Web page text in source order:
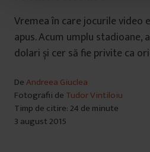
Vremea în care jocurile video
apus. Acum umplu stadioane,
dolari și cer să fie privite ca
DeAndreea Giuclea
Fotografii de Tudor Vintiloiu
Timp de citire: 24 de minute
3 august 2015